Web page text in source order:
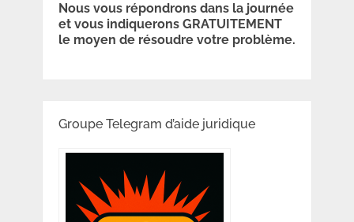
Nous vous répondrons dans la journée
et vous indiquerons GRATUITEMENT
le moyen de résoudre votre problème.
Groupe Telegram d’aide juridique